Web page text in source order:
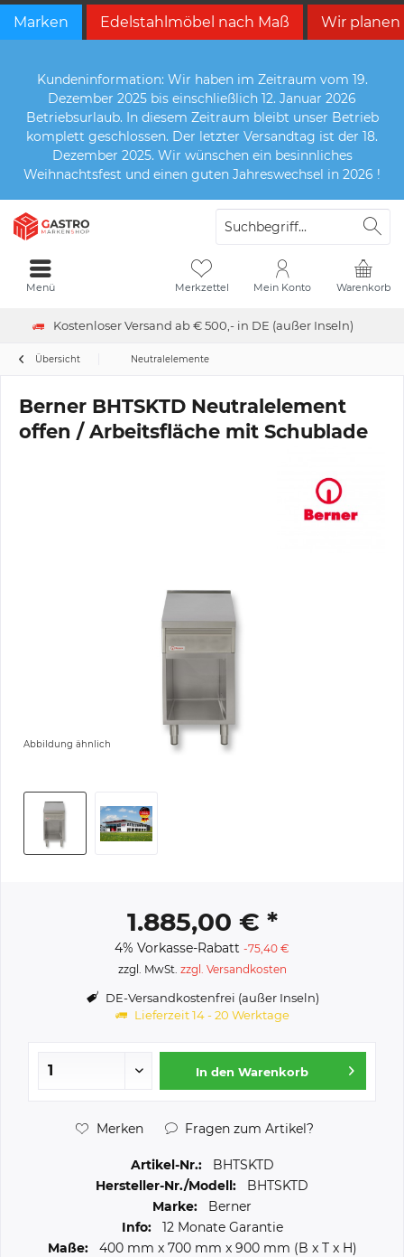
Marken Edelstahlmöbel nach Maß Wir planen
Kundeninformation: Wir haben im Zeitraum vom 19.
Dezember 2025 bis einschließlich 12. Januar 2026
Betriebsurlaub. In diesem Zeitraum bleibt unser Betrieb
komplett geschlossen. Der letzter Versandtag ist der 18.
Dezember 2025. Wir wünschen ein besinnliches
Weihnachtsfest und einen guten Jahreswechsel in 2026 !
Kostenloser Versand ab € 500,- in DE (außer Inseln)
Warenkorb
Merkzettel Mein Konto
Menü
Übersicht Neutralelemente
Berner BHTSKTD Neutralelement
offen / Arbeitsfläche mit Schublade
Abbildung ähnlich
1.885,00 € *
4% Vorkasse-Rabatt -75,40 €
zzgl. MwSt. zzgl. Versandkosten
DE-Versandkostenfrei (außer Inseln)
Lieferzeit 14 - 20 Werktage
In den Warenkorb
Merken Fragen zum Artikel?
Artikel-Nr.:
BHTSKTD
Hersteller-Nr./Modell:
BHTSKTD
Marke:
Berner
Info:
12 Monate Garantie
Maße:
400 mm x 700 mm x 900 mm (B x T x H)